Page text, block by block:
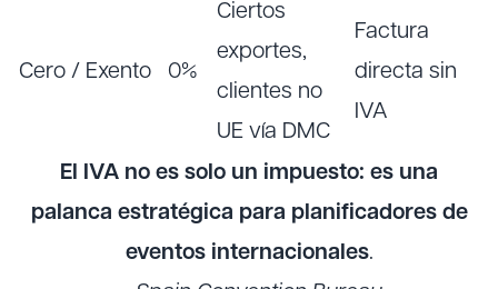
Cero / Exento 0%
Ciertos
exportes,
clientes no
UE vía DMC
Factura
directa sin
IVA
El IVA no es solo un impuesto: es una
palanca estratégica para planificadores de
eventos internacionales.